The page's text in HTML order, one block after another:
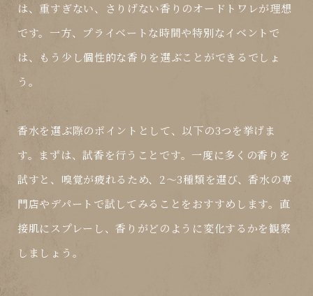
は、重すぎない、さりげない香りのオードトワレが理想
です。一方、プライベートな時間や特別なイベントで
は、もう少し個性的な香りを選ぶことができるでしょ
う。
香水を選ぶ際のポイントとして、以下の3つを挙げま
す。まずは、試香を行うことです。一度に多くの香りを
試すと、嗅覚が疲れるため、2〜3種類を選び、香水の専
門店やデパートで試してみることをおすすめします。直
接肌にスプレーし、香りがどのように変化するかを観察
しましょう。